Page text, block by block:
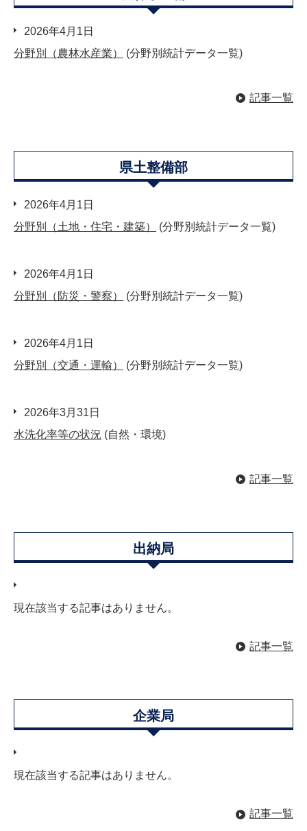
2026年4月1日
分野別（農林水産業）
(分野別統計データ一覧)
記事一覧
県土整備部
2026年4月1日
分野別（土地・住宅・建築）
(分野別統計データ一覧)
2026年4月1日
分野別（防災・警察）
(分野別統計データ一覧)
2026年4月1日
分野別（交通・運輸）
(分野別統計データ一覧)
2026年3月31日
水洗化率等の状況 (自然・環境)
記事一覧
出納局
現在該当する記事はありません。
記事一覧
企業局
現在該当する記事はありません。
記事一覧